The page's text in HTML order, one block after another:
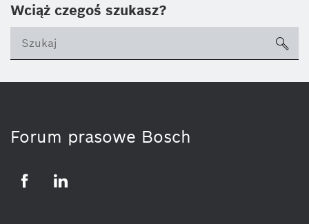
Wciąż czegoś szukasz?
Forum prasowe Bosch